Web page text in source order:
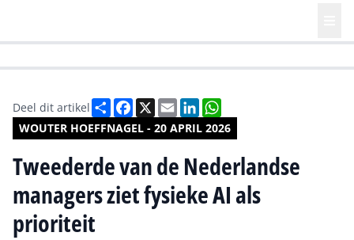
WOUTER HOEFFNAGEL - 20 APRIL 2026
Deel dit artikel DeelFacebook
X EmailLinkedIn
Tweederde van de Nederlandse
managers ziet fysieke AI als
prioriteit